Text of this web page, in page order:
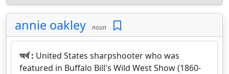
annie oakley noun
অর্থ : United States sharpshooter who was
featured in Buffalo Bill's Wild West Show (1860-